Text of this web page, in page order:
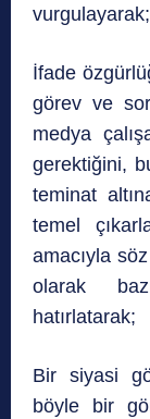
vurgulayarak;
İfade
görev ve
medya
gerektiğini,
teminat
temel
amacıyla
olarak
hatırlatarak;
Bir siyasi
böyle bir